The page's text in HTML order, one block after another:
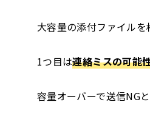
大容量の添付ファイルを
1つ目は連絡ミスの可能
容量オーバーで送信NG